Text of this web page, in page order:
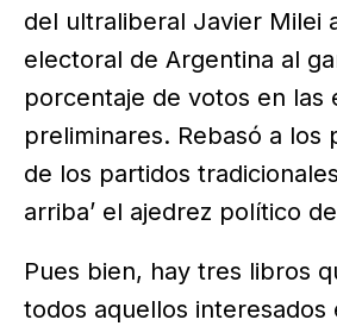
del ultraliberal Javier Milei
electoral de Argentina al
porcentaje de votos en las
preliminares. Rebasó a los
de los partidos
arriba’ el ajedrez político
Pues bien, hay tres libros
todos aquellos interesados